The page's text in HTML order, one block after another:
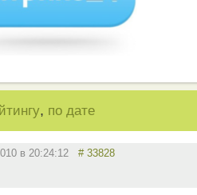
, по дате
в 20:24:12 # 33828